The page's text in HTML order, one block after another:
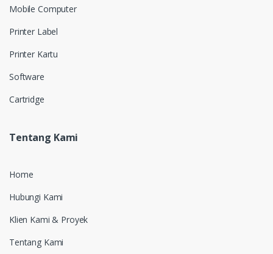
Mobile Computer
Printer Label
Printer Kartu
Software
Cartridge
Tentang Kami
Home
Hubungi Kami
Klien Kami & Proyek
Tentang Kami